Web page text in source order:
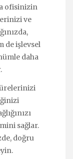
ofisinizin
ve
de işlevsel
daha
sağlar.
doğru